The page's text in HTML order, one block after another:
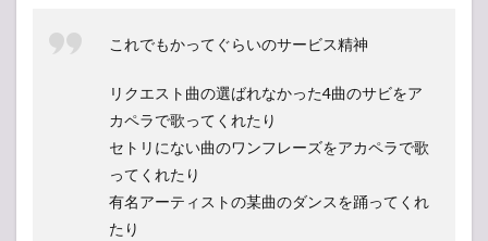
これでもかってぐらいのサービス精神
リクエスト曲の選ばれなかった4曲のサビをア
カペラで歌ってくれたり
セトリにない曲のワンフレーズをアカペラで歌
ってくれたり
有名アーティストの某曲のダンスを踊ってくれ
たり